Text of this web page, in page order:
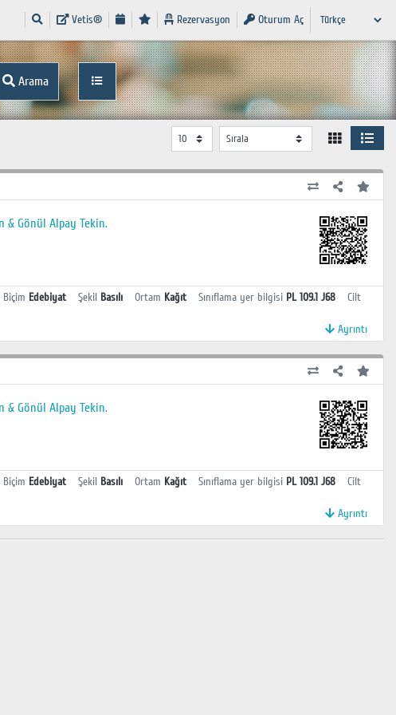
Vetis® Rezervasyon Oturum Aç
Arama
& Gönül Alpay Tekin.
Edebiyat Şekil Basılı Ortam Kağıt Sınıflama yer bilgisi PL 109.1 J68
Cilt
Ayrıntı
& Gönül Alpay Tekin.
Edebiyat Şekil Basılı Ortam Kağıt Sınıflama yer bilgisi PL 109.1 J68
Cilt
Ayrıntı